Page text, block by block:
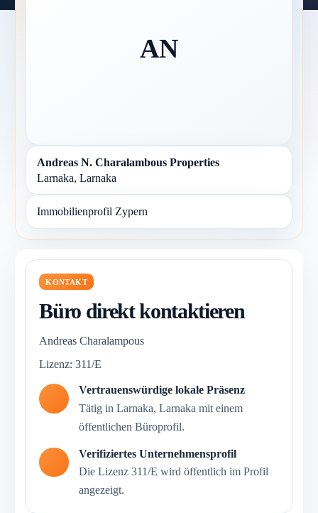
AN
Andreas N. Charalambous Properties
Larnaka, Larnaka
Immobilienprofil Zypern
KONTAKT
Büro direkt kontaktieren
Andreas Charalampous
Lizenz: 311/E
Vertrauenswürdige lokale Präsenz
Tätig in Larnaka, Larnaka mit einem
öffentlichen Büroprofil.
Verifiziertes Unternehmensprofil
Die Lizenz 311/E wird öffentlich im Profil
angezeigt.